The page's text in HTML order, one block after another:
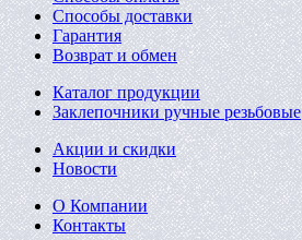
Способы доставки
Гарантия
Возврат и обмен
Каталог продукции
Заклепочники ручные резьбовые
Акции и скидки
Новости
О Компании
Контакты